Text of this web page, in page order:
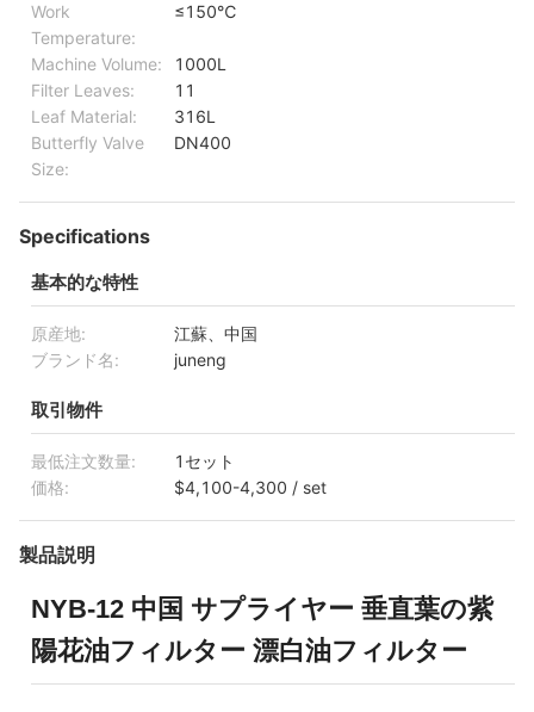
Work
Temperature:
≤150℃
Machine Volume:
1000L
Filter Leaves:
11
Leaf Material:
316L
Butterfly Valve
Size:
DN400
Specifications
基本的な特性
原産地:
江蘇、中国
ブランド名:
juneng
取引物件
最低注文数量:
1セット
価格:
$4,100-4,300 / set
製品説明
NYB-12 中国 サプライヤー 垂直葉の紫
陽花油フィルター 漂白油フィルター